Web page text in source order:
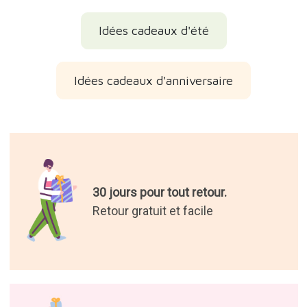
Idées cadeaux d'été
Idées cadeaux d'anniversaire
30 jours pour tout retour.
Retour gratuit et facile